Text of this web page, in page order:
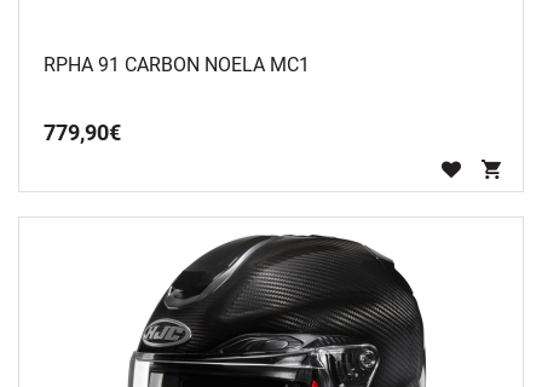
RPHA 91 CARBON NOELA MC1
779,90€